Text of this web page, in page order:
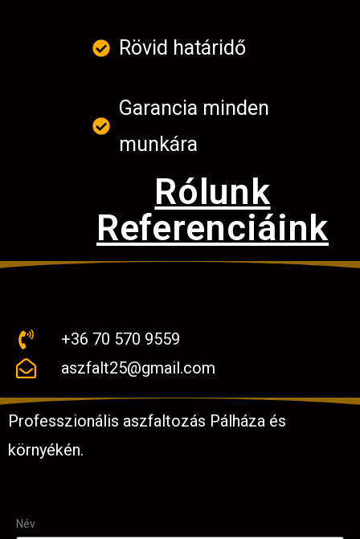
Rövid határidő
Garancia minden
munkára
Rólunk
Referenciáink
+36 70 570 9559
aszfalt25@gmail.com
Professzionális aszfaltozás Pálháza és
környékén.
Név